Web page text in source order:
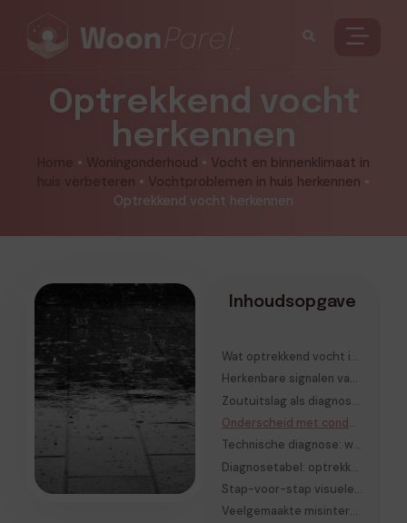
Optrekkend vocht
herkennen
Home • Woningonderhoud • Vocht en binnenklimaat in
huis verbeteren • Vochtproblemen in huis herkennen •
Optrekkend vocht herkennen
Inhoudsopgave
Wat optrekkend vocht in de bouw eigenlijk doet
Herkenbare signalen van optrekkend vocht in muren
Zoutuitslag als diagnostisch signaal
Onderscheid met condensatie en lekkages
Technische diagnose: waar het proces begint
Diagnosetabel: optrekkend vocht herkennen in de praktijk
Stap-voor-stap visuele inspectie van de woning
Veelgemaakte misinterpretaties